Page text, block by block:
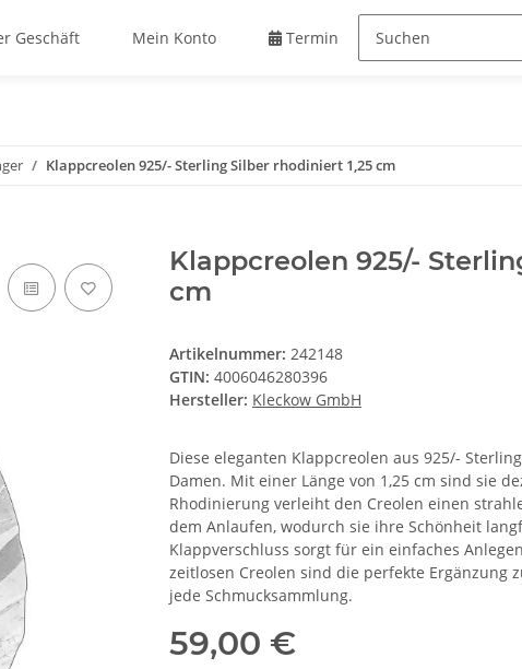
Geschäft Mein Konto Termin buchen
Klappcreolen 925/- Sterling Silber rhodiniert 1,25 cm
Klappcreolen 925/-
cm
Artikelnummer: 242148
GTIN: 4006046280396
Hersteller: Kleckow GmbH
Diese eleganten Klappcreolen aus 925/-
Damen. Mit einer Länge von 1,25 cm sind sie
Rhodinierung verleiht den Creolen einen
dem Anlaufen, wodurch sie ihre Schönheit
Klappverschluss sorgt für ein einfaches
zeitlosen Creolen sind die perfekte Ergänzung
jede Schmucksammlung.
59,00 €